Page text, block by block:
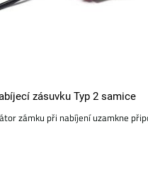
zásuvku Typ 2 samice
zámku při nabíjení uzamkne